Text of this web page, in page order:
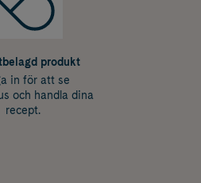
produkt
in för att se
och handla dina
recept.